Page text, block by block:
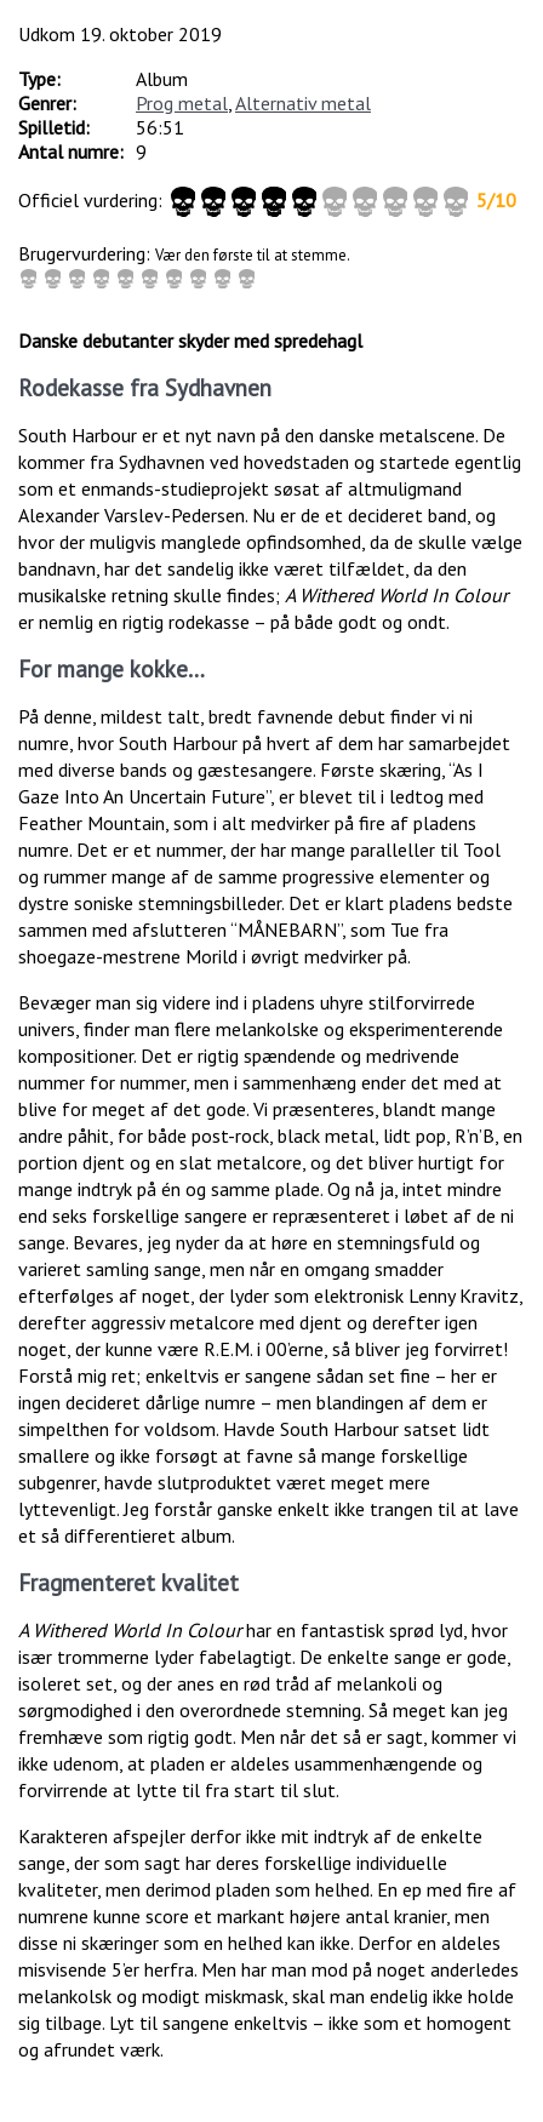
Udkom 19. oktober 2019
Type:
Album
Genrer:
Prog metal Alternativ metal
Spilletid:
56:51
Antal numre: 9
Officiel vurdering:
5/10
Brugervurdering: Vær den første til at stemme.
Danske debutanter skyder med spredehagl
Rodekasse fra Sydhavnen
South Harbour er et nyt navn på den danske metalscene. De
kommer fra Sydhavnen ved hovedstaden og startede egentlig
som et enmands-studieprojekt søsat af altmuligmand
Alexander Varslev-Pedersen. Nu er de et decideret band, og
hvor der muligvis manglede opfindsomhed, da de skulle vælge
bandnavn, har det sandelig ikke været tilfældet, da den
musikalske retning skulle findes; A Withered World In Colour
er nemlig en rigtig rodekasse – på både godt og ondt.
For mange kokke…
På denne, mildest talt, bredt favnende debut finder vi ni
numre, hvor South Harbour på hvert af dem har samarbejdet
med diverse bands og gæstesangere. Første skæring, “As I
Gaze Into An Uncertain Future”, er blevet til i ledtog med
Feather Mountain, som i alt medvirker på fire af pladens
numre. Det er et nummer, der har mange paralleller til Tool
og rummer mange af de samme progressive elementer og
dystre soniske stemningsbilleder. Det er klart pladens bedste
sammen med afslutteren “MÅNEBARN”, som Tue fra
shoegaze-mestrene Morild i øvrigt medvirker på.
Bevæger man sig videre ind i pladens uhyre stilforvirrede
univers, finder man flere melankolske og eksperimenterende
kompositioner. Det er rigtig spændende og medrivende
nummer for nummer, men i sammenhæng ender det med at
blive for meget af det gode. Vi præsenteres, blandt mange
andre påhit, for både post-rock, black metal, lidt pop, R’n’B, en
portion djent og en slat metalcore, og det bliver hurtigt for
mange indtryk på én og samme plade. Og nå ja, intet mindre
end seks forskellige sangere er repræsenteret i løbet af de ni
sange. Bevares, jeg nyder da at høre en stemningsfuld og
varieret samling sange, men når en omgang smadder
efterfølges af noget, der lyder som elektronisk Lenny Kravitz,
derefter aggressiv metalcore med djent og derefter igen
noget, der kunne være R.E.M. i 00’erne, så bliver jeg forvirret!
Forstå mig ret; enkeltvis er sangene sådan set fine – her er
ingen decideret dårlige numre – men blandingen af dem er
simpelthen for voldsom. Havde South Harbour satset lidt
smallere og ikke forsøgt at favne så mange forskellige
subgenrer, havde slutproduktet været meget mere
lyttevenligt. Jeg forstår ganske enkelt ikke trangen til at lave
et så differentieret album.
Fragmenteret kvalitet
A Withered World In Colourhar en fantastisk sprød lyd, hvor
især trommerne lyder fabelagtigt. De enkelte sange er gode,
isoleret set, og der anes en rød tråd af melankoli og
sørgmodighed i den overordnede stemning. Så meget kan jeg
fremhæve som rigtig godt. Men når det så er sagt, kommer vi
ikke udenom, at pladen er aldeles usammenhængende og
forvirrende at lytte til fra start til slut.
Karakteren afspejler derfor ikke mit indtryk af de enkelte
sange, der som sagt har deres forskellige individuelle
kvaliteter, men derimod pladen som helhed. En ep med fire af
numrene kunne score et markant højere antal kranier, men
disse ni skæringer som en helhed kan ikke. Derfor en aldeles
misvisende 5’er herfra. Men har man mod på noget anderledes
melankolsk og modigt miskmask, skal man endelig ikke holde
sig tilbage. Lyt til sangene enkeltvis – ikke som et homogent
og afrundet værk.